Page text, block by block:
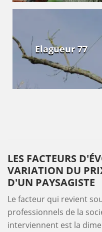
Elagueur 77
LES FACTEURS
VARIATION DU
D'UN PAYSAGISTE
Le facteur qui revient
professionnels de la
interviennent est la